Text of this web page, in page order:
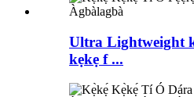
Ultra Lightweight
kẹkẹ f ...